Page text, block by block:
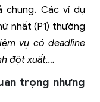
Các ví dụ
nhất (P1) thường
vụ có deadline
đột xuất,…
trọng nhưng